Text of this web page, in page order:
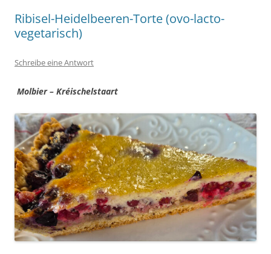
Ribisel-Heidelbeeren-Torte (ovo-lacto-
vegetarisch)
Schreibe eine Antwort
Molbier – Kréischelstaart